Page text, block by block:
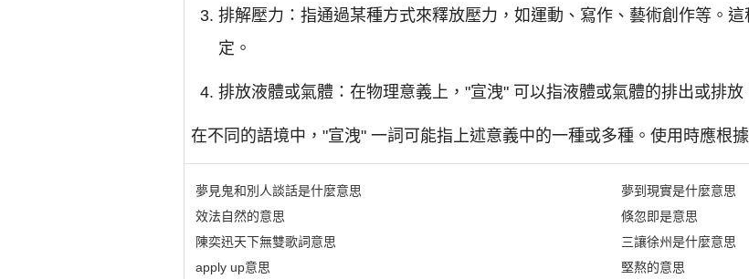
排解壓力：指通過某種方式來釋放壓力，如運動、寫作、藝術創作等。
定。
排放液體或氣體：在物理意義上，"宣洩" 可以指液體或氣體的排出或排放
在不同的語境中，"宣洩" 一詞可能指上述意義中的一種或多種。使用時應根
夢見鬼和別人談話是什麼意思
效法自然的意思
陳奕迅天下無雙歌詞意思
apply up意思
夢到現實是什麼意思
倏忽即是意思
三讓徐州是什麼意思
堅熬的意思